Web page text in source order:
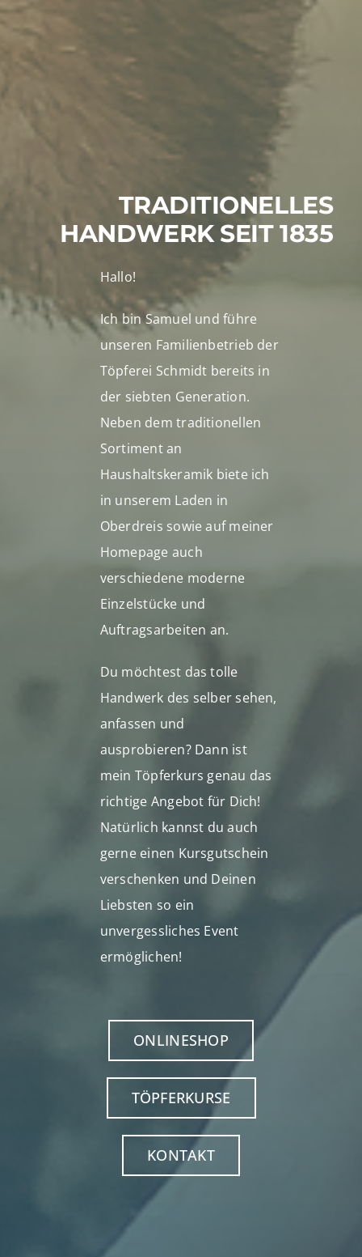
TRADITIONELLES
HANDWERK SEIT 1835
Hallo!
Ich bin Samuel und führe
unseren Familienbetrieb der
Töpferei Schmidt bereits in
der siebten Generation.
Neben dem traditionellen
Sortiment an
Haushaltskeramik biete ich
in unserem Laden in
Oberdreis sowie auf meiner
Homepage auch
verschiedene moderne
Einzelstücke und
Auftragsarbeiten an.
Du möchtest das tolle
Handwerk des selber sehen,
anfassen und
ausprobieren? Dann ist
mein Töpferkurs genau das
richtige Angebot für Dich!
Natürlich kannst du auch
gerne einen Kursgutschein
verschenken und Deinen
Liebsten so ein
unvergessliches Event
ermöglichen!
ONLINESHOP
TÖPFERKURSE
KONTAKT